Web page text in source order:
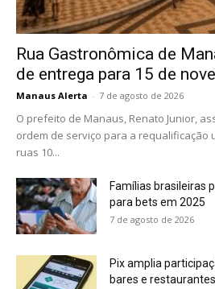
Rua Gastronômica de
de entrega para 15 de
Manaus Alerta - 7 de agosto de 2026
O prefeito de Manaus, Renato Junior,
ordem de serviço para a requalificação
ruas 10...
Famílias brasileiras
para bets em 2025
7 de agosto de 2026
Pix amplia
bares e restaurantes